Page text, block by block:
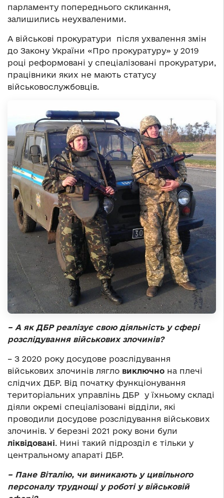
парламенту попереднього скликання,
залишились неухваленими.
А військові прокуратури після ухвалення змін
до Закону України «Про прокуратуру» у 2019
році реформовані у спеціалізовані прокуратури,
працівники яких не мають статусу
військовослужбовців.
– А як ДБР реалізує свою діяльність у сфері
розслідування військових злочинів?
– З 2020 року досудове розслідування
військових злочинів лягло виключно на плечі
слідчих ДБР. Від початку функціонування
територіальних управлінь ДБР у їхньому складі
діяли окремі спеціалізовані відділи, які
проводили досудове розслідування військових
злочинів. У березні 2021 року вони були
ліквідовані. Нині такий підрозділ є тільки у
центральному апараті ДБР.
– Пане Віталію, чи виникають у цивільного
персоналу труднощі у роботі у військовій